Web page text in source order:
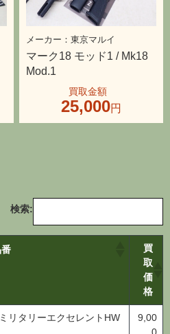
東京マルイ
マーク18 モッド1 / Mk18
Mod.1
25,000
買
取
価
格
リタリーエクセレントHW
9,00
0